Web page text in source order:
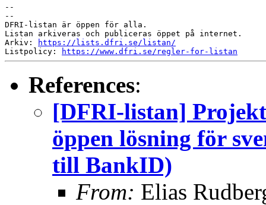
--
--
DFRI-listan är öppen för alla.
Listan arkiveras och publiceras öppet på internet.
Arkiv:
https://lists.dfri.se/listan/
Listpolicy:
https://www.dfri.se/regler-for-listan
References:
[DFRI-listan]
öppen lösning för
till BankID)
From: Elias